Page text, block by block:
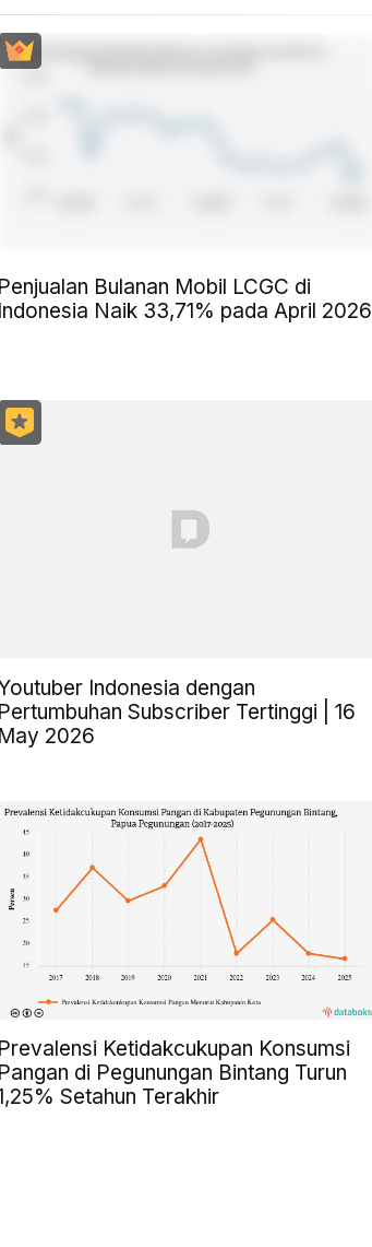
Penjualan Bulanan Mobil LCGC di
Indonesia Naik 33,71% pada April 2026
Indonesia dengan
Pertumbuhan Subscriber Tertinggi | 16
May 2026
Prevalensi Ketidakcukupan Konsumsi
Pangan di Pegunungan Bintang Turun
Setahun Terakhir